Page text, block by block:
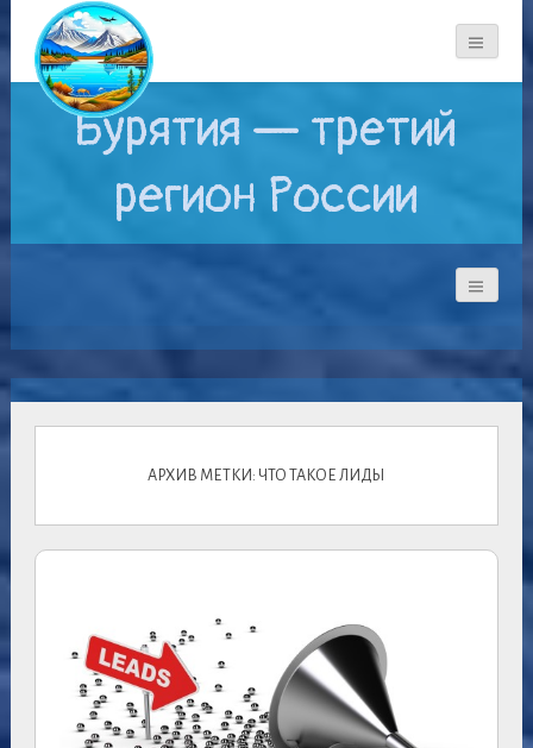
Бурятия — третий
регион России
АРХИВ МЕТКИ: ЧТО ТАКОЕ ЛИДЫ